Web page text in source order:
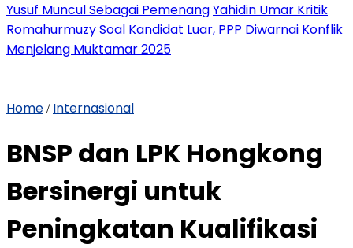
Yusuf Muncul Sebagai PemenangYahidin Umar Kritik
Romahurmuzy Soal Kandidat Luar, PPP Diwarnai Konflik
Menjelang Muktamar 2025
Home / Internasional
BNSP dan LPK Hongkong
Bersinergi untuk
Peningkatan Kualifikasi